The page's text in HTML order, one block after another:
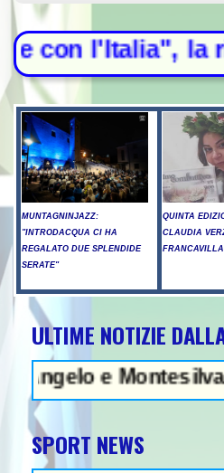
la ritorsione
MUNTAGNINJAZZ:
"INTRODACQUA CI HA
REGALATO DUE SPLENDIDE
SERATE"
QUINTA
CLAUDIA
ULTIME NOTIZIE
Montesilvano:
SPORT NEWS
- Raid russi su